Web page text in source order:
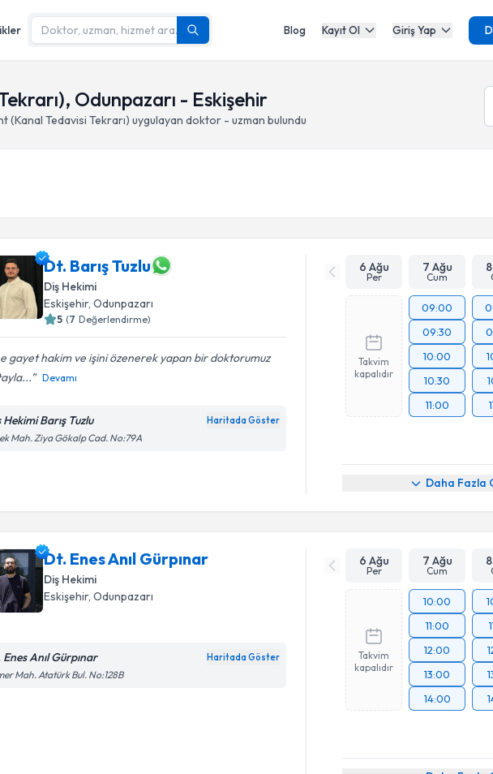
Blog Kayıt Ol Giriş Yap
Odunpazarı - Eskişehir
(Kanal Tedavisi Tekrarı) uygulayan doktor - uzman bulundu
Dt. Barış Tuzlu
Diş Hekimi
Eskişehir, Odunpazarı
5 (7 Değerlendirme)
gayet hakim ve işini özenerek yapan bir doktorumuz
Devamı
Hekimi Barış Tuzlu Haritada Göster
Mah. Ziya Gökalp Cad. No:79A
6 Ağu
Per
7 Ağu
Cum
Takvim
kapalıdır
09:00
09:30
10:00
10:30
11:00
Daha Fazla
Dt. Enes Anıl Gürpınar
Diş Hekimi
Eskişehir, Odunpazarı
Enes Anıl Gürpınar Haritada Göster
Mah. Atatürk Bul. No:128B
6 Ağu
Per
7 Ağu
Cum
Takvim
kapalıdır
10:00
11:00
12:00
13:00
14:00